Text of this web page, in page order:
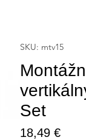
SKU: mtv15
Set
18,49 €Price